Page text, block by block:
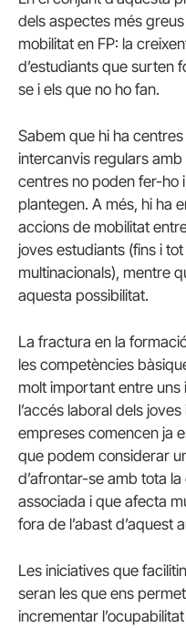
dels aspectes més
mobilitat en FP: la
d’estudiants que surten
se i els que no ho fan.
Sabem que hi ha
intercanvis regulars
centres no poden fer-ho
plantegen. A més, hi ha
accions de mobilitat
joves estudiants (fins i
multinacionals), mentre
aquesta possibilitat.
La fractura en la
les competències
molt important entre uns
l’accés laboral dels
empreses comencen ja
que podem considerar
d’afrontar-se amb tota
associada i que afecta
fora de l’abast d’aquest
Les iniciatives que
seran les que ens
incrementar